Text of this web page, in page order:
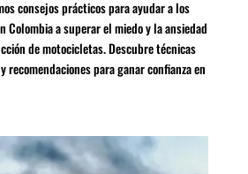
consejos prácticos para ayudar a los
Colombia a superar el miedo y la ansiedad
de motocicletas. Descubre técnicas
recomendaciones para ganar confianza en